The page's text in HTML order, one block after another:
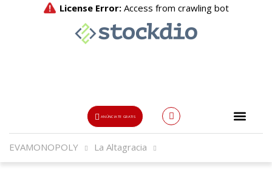
ANÚNCIATE GRATIS
Usuario o Email
EVAMONOPOLY La Altagracia